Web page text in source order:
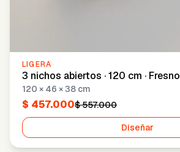
LIGERA
3 nichos abiertos · 120 cm · Fresno
120 × 46 × 38 cm
$ 457.000$ 557.000
Diseñar